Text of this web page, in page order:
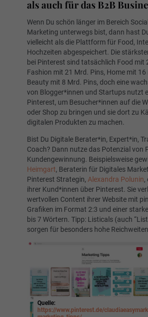
als auch für das B2B
Wenn Du schön länger im Bereich
Marketing unterwegs bist, dann hast
vielleicht als die Plattform für Food,
Hochzeiten abgespeichert. Die
bei Pinterest sind tatsächlich Food mit
Fashion mit 21 Mrd. Pins, Home mit 16
Beauty mit 8 Mrd. Pins, doch eine
von Blogger*innen und Startups nutzt
Pinterest, um Besucher*innen auf die
oder Shop zu bringen und sie dort zu
digitalen Produkten zu machen.
Bist Du Digitale Berater*in, Expert*in,
Coach? Dann nutze das Potenzial von
Kundengewinnung. Beispielsweise
Heimgart, Beraterin für Digitales
Pinterest Strategin, Alexandra Polunin,
ihrer Kund*innen über Pinterest. Sie
wertvollen Content ihrer Website mit
Grafiken im Format 2:3 und einer
bis 7 Wörtern. Tipp: Listicals (auch
sorgen für besonders hohe
Quelle:
https://www.pinterest.de/